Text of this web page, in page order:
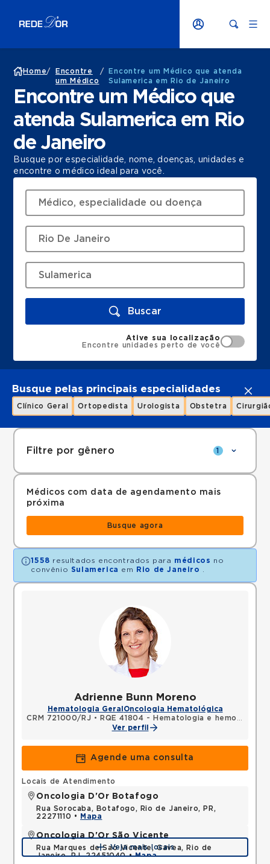
Home/
Encontre
um Médico
/
Encontre um Médico que atenda
Sulamerica em Rio de Janeiro
Encontre um Médico que
atenda Sulamerica em Rio
de Janeiro
Busque por especialidade, nome, doenças, unidades e
encontre o médico ideal para você.
Buscar
Ative sua localização
Encontre unidades perto de você
Busque pelas principais especialidades
Clínico Geral Ortopedista Urologista Obstetra
Filtre por gênero 1
Médicos com data de agendamento mais
próxima
Busque agora
1558 resultados encontrados para médicos no
convênio Sulamerica em Rio de Janeiro
Adrienne Bunn Moreno
Hematologia Geral Oncologia Hematológica
CRM 721000/RJ •
RQE 41804 - Hematologia e hemoterapia
Ver perfil
Agende uma consulta
Locais de Atendimento
Oncologia D'Or Botafogo
Rua Sorocaba, Botafogo, Rio de Janeiro, PR,
22271110 •
Mapa
Oncologia D'Or São Vicente
Rua Marques de Sao Vicente, Gavea, Rio de
Janeiro, RJ, 22451040 •Mapa
Veja mais locais